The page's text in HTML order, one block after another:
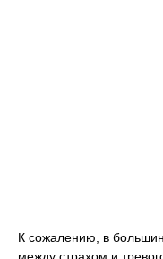
К сожалению, в